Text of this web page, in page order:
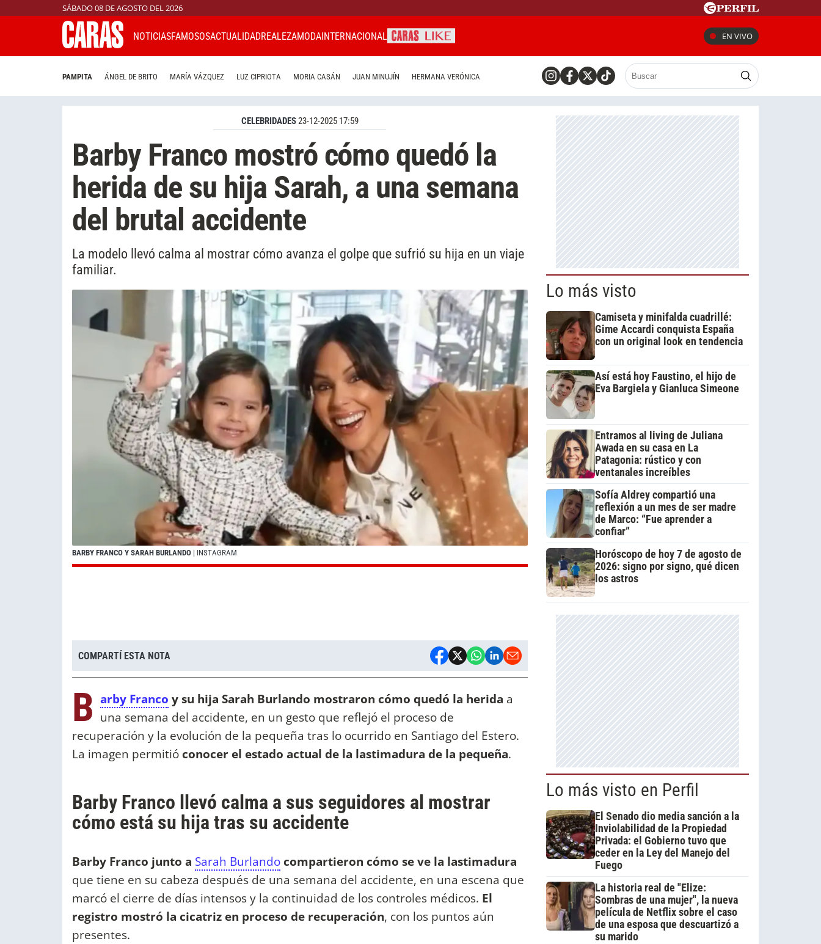
SÁBADO 08 DE AGOSTO DEL 2026
NOTICIASFAMOSOSACTUALIDADREALEZAMODAINTERNACIONAL EN VIVO
PAMPITA ÁNGEL DE BRITO MARÍA VÁZQUEZ LUZ CIPRIOTA MORIA CASÁN JUAN MINUJÍN HERMANA VERÓNICA
CELEBRIDADES23-12-2025 17:59
Barby Franco mostró cómo quedó la
herida de su hija Sarah, a una semana
del brutal accidente
La modelo llevó calma al mostrar cómo avanza el golpe que sufrió su hija en un viaje
familiar.
BARBY FRANCO Y SARAH BURLANDO | INSTAGRAM
COMPARTÍ ESTA NOTA
B arby Franco y su hija Sarah Burlando mostraron cómo quedó la herida a
una semana del accidente, en un gesto que reflejó el proceso de
recuperación y la evolución de la pequeña tras lo ocurrido en Santiago del Estero.
La imagen permitió conocer el estado actual de la lastimadura de la pequeña.
Barby Franco llevó calma a sus seguidores al mostrar
cómo está su hija tras su accidente
Barby Franco junto a Sarah Burlando compartieron cómo se ve la lastimadura
que tiene en su cabeza después de una semana del accidente, en una escena que
marcó el cierre de días intensos y la continuidad de los controles médicos. El
registro mostró la cicatriz en proceso de recuperación, con los puntos aún
presentes.
Lo más visto
Camiseta y minifalda cuadrillé:
Gime Accardi conquista España
con un original look en tendencia
Así está hoy Faustino, el hijo de
Eva Bargiela y Gianluca Simeone
Entramos al living de Juliana
Awada en su casa en La
Patagonia: rústico y con
ventanales increíbles
Sofía Aldrey compartió una
reflexión a un mes de ser madre
de Marco: “Fue aprender a
confiar”
Horóscopo de hoy 7 de agosto de
2026: signo por signo, qué dicen
los astros
Lo más visto en Perfil
El Senado dio media sanción a la
Inviolabilidad de la Propiedad
Privada: el Gobierno tuvo que
ceder en la Ley del Manejo del
Fuego
La historia real de "Elize:
Sombras de una mujer", la nueva
película de Netflix sobre el caso
de una esposa que descuartizó a
su marido